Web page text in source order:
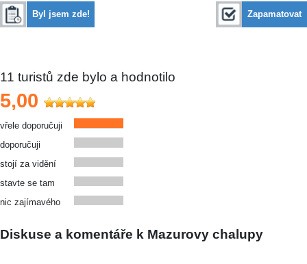
Byl jsem zde! Zapamatovat
11 turistů zde bylo a hodnotilo
5,00
vřele doporučuji
doporučuji
stojí za vidění
stavte se tam
nic zajímavého
Diskuse a komentáře k Mazurovy chalupy